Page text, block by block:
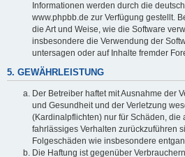
Informationen werden durch die
www.phpbb.de zur Verfügung gestellt.
die Art und Weise, wie die Software
insbesondere die Verwendung der
untersagen oder auf Inhalte fremder
5. GEWÄHRLEISTUNG
Der Betreiber haftet mit Ausnahme der
und Gesundheit und der Verletzung
(Kardinalpflichten) nur für Schäden, die
fahrlässiges Verhalten zurückzuführen
Folgeschäden wie insbesondere
Die Haftung ist gegenüber